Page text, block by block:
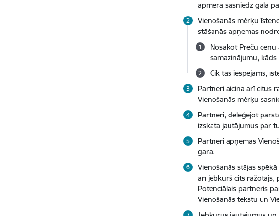
apmērā sasniedz gala
Vienošanās mērķu
stāšanās apņemas
Nosakot Preču
samazinājumu, kāds
Cik tas iespējams,
Partneri aicina arī citus
Vienošanās mērķu
Partneri, deleģējot
izskata jautājumus par
Partneri apņemas
garā.
Vienošanās stājas
arī jebkurš cits ražotājs,
Potenciālais partneris
Vienošanās tekstu un